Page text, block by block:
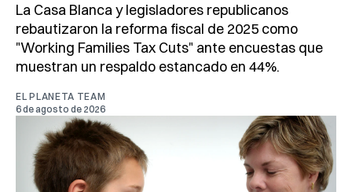
La Casa Blanca y legisladores republicanos
rebautizaron la reforma fiscal de 2025 como
"Working Families Tax Cuts" ante encuestas que
muestran un respaldo estancado en 44%.
EL PLANETA TEAM
6 de agosto de 2026